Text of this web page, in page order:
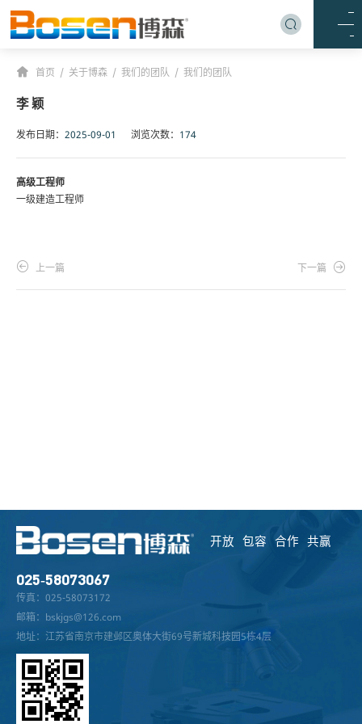
首页 / 关于博森 / 我们的团队 / 我们的团队
李 颖
发布日期： 2025-09-01 浏览次数： 174
高级工程师
一级建造工程师
上一篇 下一篇
开放 包容 合作 共赢
025-58073067
传真：025-58073172
邮箱：bskjgs@126.com
地址：江苏省南京市建邺区奥体大街69号新城科技园5栋4层